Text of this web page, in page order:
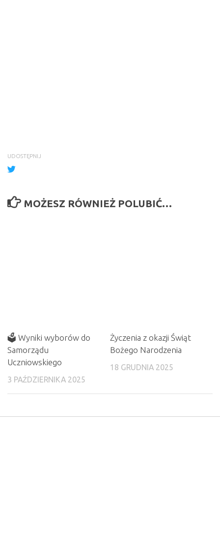
UDOSTĘPNIJ
MOŻESZ RÓWNIEŻ POLUBIĆ…
🗳️ Wyniki wyborów do
Samorządu
Uczniowskiego
3 PAŹDZIERNIKA 2025
Życzenia z okazji Świąt
Bożego Narodzenia
18 GRUDNIA 2025